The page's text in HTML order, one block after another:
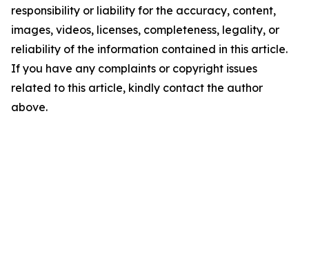
responsibility or liability for the accuracy, content,
images, videos, licenses, completeness, legality, or
reliability of the information contained in this article.
If you have any complaints or copyright issues
related to this article, kindly contact the author
above.